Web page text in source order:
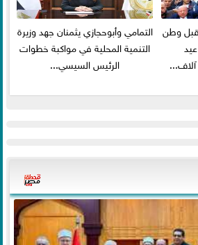
وطن التمامي وأبوحجازي يثمنان جهد وزيرة
التنمية المحلية في مواكبة خطوات
الرئيس السيسي...